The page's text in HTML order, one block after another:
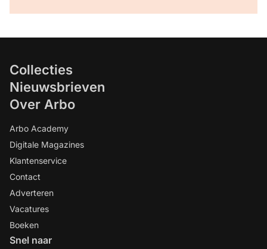
Collecties
Nieuwsbrieven
Over Arbo
Arbo Academy
Digitale Magazines
Klantenservice
Contact
Adverteren
Vacatures
Boeken
Snel naar